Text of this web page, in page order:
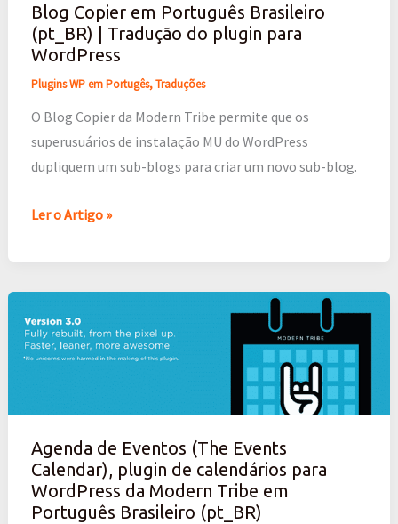
Blog Copier em Português Brasileiro
(pt_BR) | Tradução do plugin para
WordPress
Plugins WP em Portugês,Traduções
O Blog Copier da Modern Tribe permite que os
superusuários de instalação MU do WordPress
dupliquem um sub-blogs para criar um novo sub-blog.
|
Tradução
do
plugin
para
WordPress
Ler o Artigo »
Agenda de Eventos (The Events
Calendar), plugin de calendários para
WordPress da Modern Tribe em
Português Brasileiro (pt_BR)
de
Eventos
plugin
de
calendários